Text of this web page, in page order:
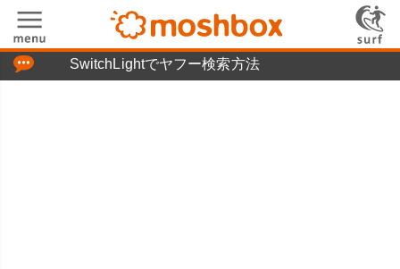
SwitchLightでヤフー検索方法
「つぶやき」の使い方